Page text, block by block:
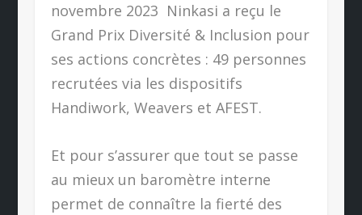
novembre 2023 Ninkasi a reçu le
Grand Prix Diversité & Inclusion pour
ses actions concrètes : 49 personnes
recrutées via les dispositifs
Handiwork, Weavers et AFEST.
Et pour s’assurer que tout se passe
au mieux un baromètre interne
permet de connaître la fierté des